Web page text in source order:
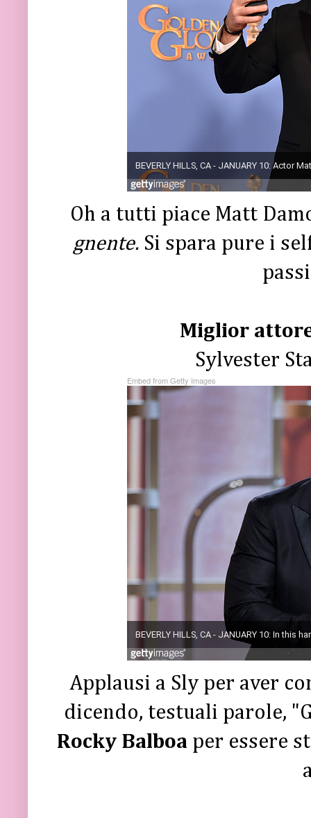
Oh a tutti piace Matt
gnente. Si spara pure i
Miglior
Sylvester
Embed from Getty Images
Applausi a Sly per aver
dicendo, testuali parole,
Rocky Balboa per essere